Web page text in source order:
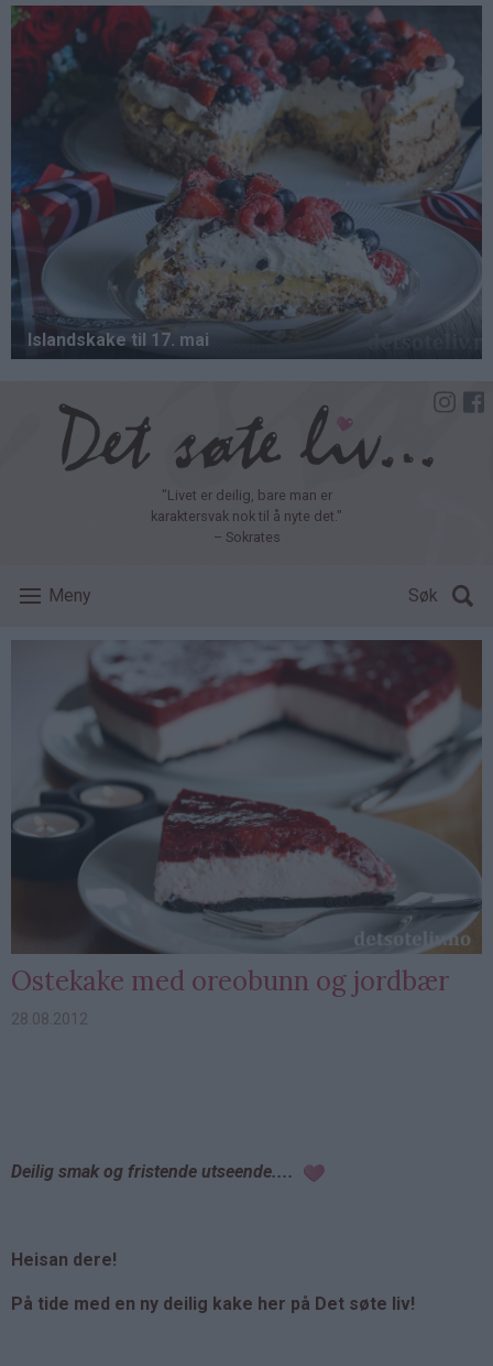
Hopp
hovedinnhold
"Livet er deilig, bare man er
karaktersvak nok til å nyte det."
– Sokrates
Meny Søk
Ostekake med oreobunn og jordbær
28.08.2012
Deilig smak og fristende utseende....
Heisan dere!
På tide med en ny deilig kake her på Det søte liv!